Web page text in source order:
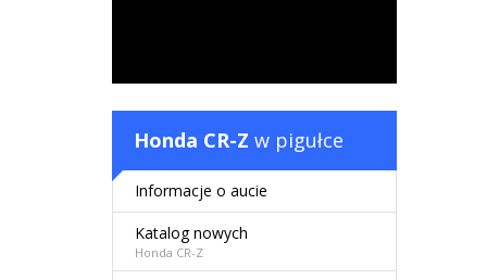
Honda CR-Z w pigułce
Informacje o aucie
Katalog nowych
Honda CR-Z